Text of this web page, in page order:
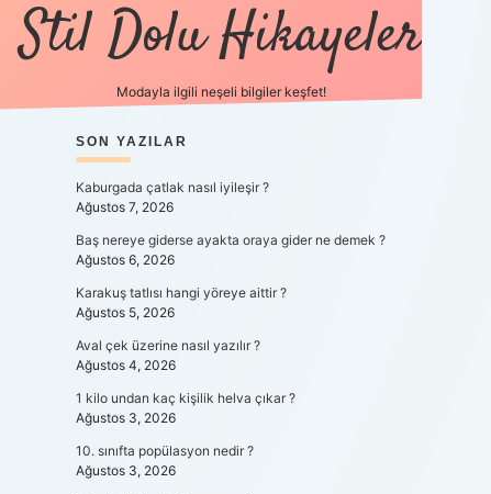
Stil Dolu Hikayeler
Modayla ilgili neşeli bilgiler keşfet!
SIDEBAR
SON YAZILAR
Kaburgada çatlak nasıl iyileşir ?
Ağustos 7, 2026
Baş nereye giderse ayakta oraya gider ne demek ?
Ağustos 6, 2026
Karakuş tatlısı hangi yöreye aittir ?
Ağustos 5, 2026
Aval çek üzerine nasıl yazılır ?
Ağustos 4, 2026
1 kilo undan kaç kişilik helva çıkar ?
Ağustos 3, 2026
10. sınıfta popülasyon nedir ?
Ağustos 3, 2026